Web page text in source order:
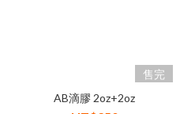
售完
AB滴膠 2oz+2oz